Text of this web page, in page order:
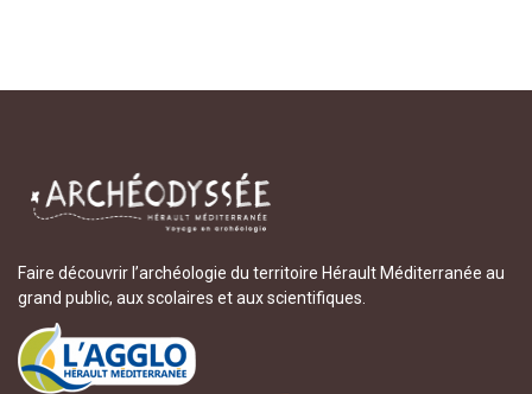
Faire découvrir l’archéologie du territoire Hérault Méditerranée au
grand public, aux scolaires et aux scientifiques.